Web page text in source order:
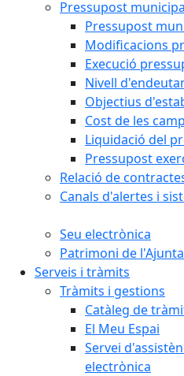
Pressupost
Pressupost
Modificacions
Execució
Nivell
Objectius
Cost de les
Liquidació del
Pressupost
Relació de
Canals d'alertes i
Seu electrònica
Patrimoni de
Serveis i tràmits
Tràmits i gestions
Catàleg de
El Meu Espai
Servei
electrònica